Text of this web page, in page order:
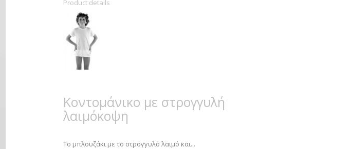
Product details
Κοντομάνικο με στρογγυλή
λαιμόκοψη
Το μπλουζάκι με το στρογγυλό λαιμό και...